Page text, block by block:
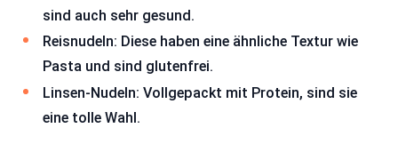
sind auch sehr gesund.
Reisnudeln: Diese haben eine ähnliche Textur wie
Pasta und sind glutenfrei.
Linsen-Nudeln: Vollgepackt mit Protein, sind sie
eine tolle Wahl.